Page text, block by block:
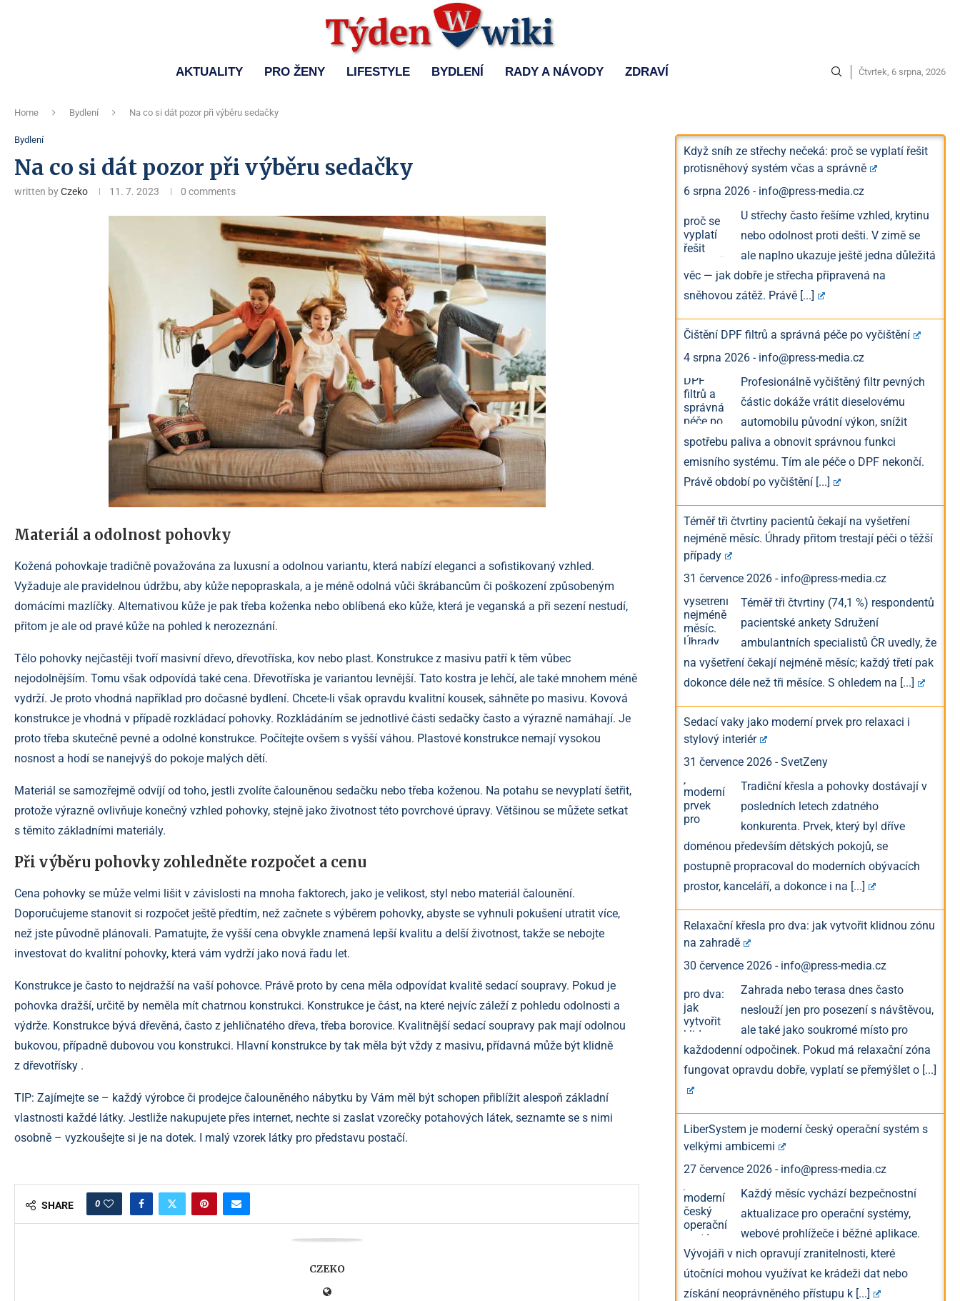
AKTUALITY PRO ŽENY LIFESTYLE BYDLENÍ RADY A NÁVODY ZDRAVÍ Čtvrtek, 6 srpna, 2026
Home Bydlení Na co si dát pozor při výběru sedačky
Bydlení
Na co si dát pozor při výběru sedačky
written byCzeko 11. 7. 2023 0 comments
Materiál a odolnost pohovky
Kožená pohovkaje tradičně považována za luxusní a odolnou variantu, která nabízí eleganci a sofistikovaný vzhled.
Vyžaduje ale pravidelnou údržbu, aby kůže nepopraskala, a je méně odolná vůči škrábancům či poškození způsobeným
domácími mazlíčky. Alternativou kůže je pak třeba koženka nebo oblíbená eko kůže, která je veganská a při sezení nestudí,
přitom je ale od pravé kůže na pohled k nerozeznání.
Tělo pohovky nejčastěji tvoří masivní dřevo, dřevotříska, kov nebo plast. Konstrukce z masivu patří k těm vůbec
nejodolnějším. Tomu však odpovídá také cena. Dřevotříska je variantou levnější. Tato kostra je lehčí, ale také mnohem méně
vydrží. Je proto vhodná například pro dočasné bydlení. Chcete-li však opravdu kvalitní kousek, sáhněte po masivu. Kovová
konstrukce je vhodná v případě rozkládací pohovky. Rozkládáním se jednotlivé části sedačky často a výrazně namáhají. Je
proto třeba skutečně pevné a odolné konstrukce. Počítejte ovšem s vyšší váhou. Plastové konstrukce nemají vysokou
nosnost a hodí se nanejvýš do pokoje malých dětí.
Materiál se samozřejmě odvíjí od toho, jestli zvolíte čalouněnou sedačku nebo třeba koženou. Na potahu se nevyplatí šetřit,
protože výrazně ovlivňuje konečný vzhled pohovky, stejně jako životnost této povrchové úpravy. Většinou se můžete setkat
s těmito základními materiály.
Při výběru pohovky zohledněte rozpočet a cenu
Cena pohovky se může velmi lišit v závislosti na mnoha faktorech, jako je velikost, styl nebo materiál čalounění.
Doporučujeme stanovit si rozpočet ještě předtím, než začnete s výběrem pohovky, abyste se vyhnuli pokušení utratit více,
než jste původně plánovali. Pamatujte, že vyšší cena obvykle znamená lepší kvalitu a delší životnost, takže se nebojte
investovat do kvalitní pohovky, která vám vydrží jako nová řadu let.
Konstrukce je často to nejdražší na vaší pohovce. Právě proto by cena měla odpovídat kvalitě sedací soupravy. Pokud je
pohovka dražší, určitě by neměla mít chatrnou konstrukci. Konstrukce je část, na které nejvíc záleží z pohledu odolnosti a
výdrže. Konstrukce bývá dřevěná, často z jehličnatého dřeva, třeba borovice. Kvalitnější sedací soupravy pak mají odolnou
bukovou, případně dubovou vou konstrukci. Hlavní konstrukce by tak měla být vždy z masivu, přídavná může být klidně
z dřevotřísky .
TIP: Zajímejte se – každý výrobce či prodejce čalouněného nábytku by Vám měl být schopen přiblížit alespoň základní
vlastnosti každé látky. Jestliže nakupujete přes internet, nechte si zaslat vzorečky potahových látek, seznamte se s nimi
osobně – vyzkoušejte si je na dotek. I malý vzorek látky pro představu postačí.
SHARE 0
CZEKO
Když sníh ze střechy nečeká: proč se vyplatí řešit
protisněhový systém včas a správně
6 srpna 2026 - info@press-media.cz
U střechy často řešíme vzhled, krytinu
nebo odolnost proti dešti. V zimě se
ale naplno ukazuje ještě jedna důležitá
věc — jak dobře je střecha připravená na
sněhovou zátěž. Právě [...]
Čištění DPF filtrů a správná péče po vyčištění
4 srpna 2026 - info@press-media.cz
Profesionálně vyčištěný filtr pevných
částic dokáže vrátit dieselovému
automobilu původní výkon, snížit
spotřebu paliva a obnovit správnou funkci
emisního systému. Tím ale péče o DPF nekončí.
Právě období po vyčištění [...]
Téměř tři čtvrtiny pacientů čekají na vyšetření
nejméně měsíc. Úhrady přitom trestají péči o těžší
případy
31 července 2026 - info@press-media.cz
Téměř tři čtvrtiny (74,1 %) respondentů
pacientské ankety Sdružení
ambulantních specialistů ČR uvedly, že
na vyšetření čekají nejméně měsíc; každý třetí pak
dokonce déle než tři měsíce. S ohledem na [...]
Sedací vaky jako moderní prvek pro relaxaci i
stylový interiér
31 července 2026 -SvetZeny
Tradiční křesla a pohovky dostávají v
posledních letech zdatného
konkurenta. Prvek, který byl dříve
doménou především dětských pokojů, se
postupně propracoval do moderních obývacích
prostor, kanceláří, a dokonce i na [...]
Relaxační křesla pro dva: jak vytvořit klidnou zónu
na zahradě
30 července 2026 - info@press-media.cz
Zahrada nebo terasa dnes často
neslouží jen pro posezení s návštěvou,
ale také jako soukromé místo pro
každodenní odpočinek. Pokud má relaxační zóna
fungovat opravdu dobře, vyplatí se přemýšlet o [...]
LiberSystem je moderní český operační systém s
velkými ambicemi
27 července 2026 - info@press-media.cz
Každý měsíc vychází bezpečnostní
aktualizace pro operační systémy,
webové prohlížeče i běžné aplikace.
Vývojáři v nich opravují zranitelnosti, které
útočníci mohou využívat ke krádeži dat nebo
získání neoprávněného přístupu k [...]